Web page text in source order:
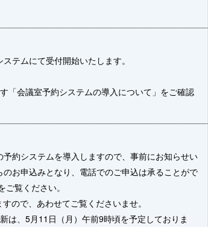
テムにて受付開始いたします。
「会議室予約システムの導入について」をご確認
約システムを導入しますので、事前にお知らせい
お申込みとなり、電話でのご申込は承ることがで
ご覧ください。
ので、あわせてご覧くださいませ。
は、5月11日（月）午前9時頃を予定しておりま